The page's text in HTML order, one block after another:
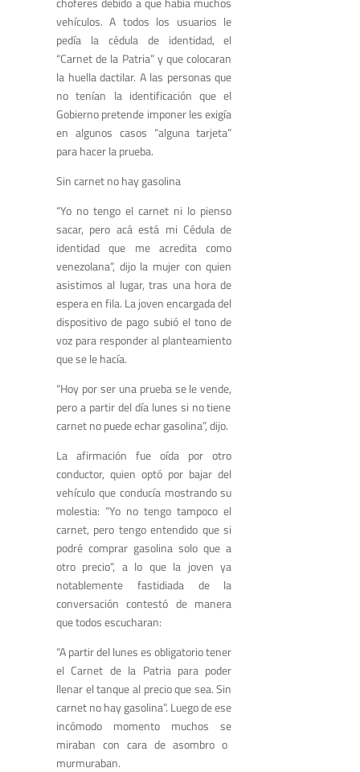
vehículos.A todos los usuarios le
pedía la cédula de identidad, el
“Carnet de la Patria” y que colocaran
la huella dactilar. A las personas que
no tenían la identificación que el
Gobierno pretende imponer les exigía
en algunos casos “alguna tarjeta”
para hacer la prueba.
Sin carnet no hay gasolina
“Yo no tengo el carnet ni lo pienso
sacar, pero acá está mi Cédula de
identidad que me acredita como
venezolana”, dijo la mujer con quien
asistimos al lugar, tras una hora de
espera en fila. Lajovenencargada del
dispositivo de pago subióel tono de
voz para responder al planteamiento
que se le hacía.
“Hoy por ser una prueba se le vende,
pero a partir del día lunes si no tiene
carnet no puedeechar gasolina”, dijo.
La afirmaciónfue oída por otro
conductor,quienoptó por bajar del
vehículo que conducía mostrando su
molestia: “Yo no tengo tampoco el
carnet, pero tengo entendido que si
podré comprar gasolina solo que a
otro precio“, a lo que la joven ya
notablemente fastidiada de la
conversación contestó de manera
quetodos escucharan:
“A partir del lunes es obligatorio tener
elCarnet de la Patriapara poder
llenar el tanque al precio que sea. Sin
carnet no hay gasolina”. Luego de ese
incómodo momento muchos se
miraban con cara de asombro o
murmuraban.